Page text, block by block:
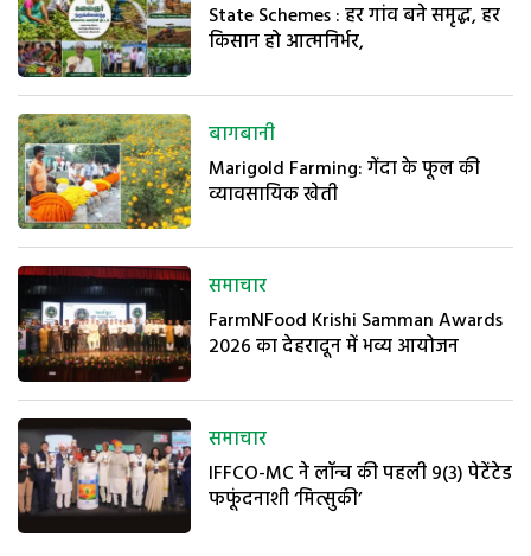
State Schemes : हर गांव बने समृद्ध, हर
किसान हो आत्मनिर्भर,
बागबानी
Marigold Farming: गेंदा के फूल की
व्यावसायिक खेती
समाचार
FarmNFood Krishi Samman Awards
2026 का देहरादून में भव्य आयोजन
समाचार
IFFCO-MC ने लॉन्च की पहली 9(3) पेटेंटेड
फफूंदनाशी ‘मित्सुकी’